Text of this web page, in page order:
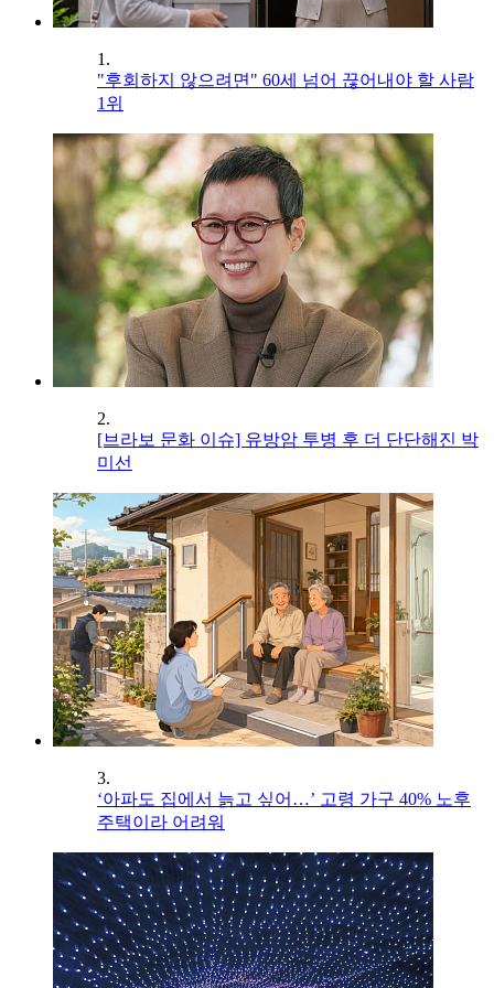
1.
"후회하지 않으려면" 60세 넘어 끊어내야 할 사람
1위
2.
[브라보 문화 이슈] 유방암 투병 후 더 단단해진 박
미선
3.
‘아파도 집에서 늙고 싶어…’ 고령 가구 40% 노후
주택이라 어려워